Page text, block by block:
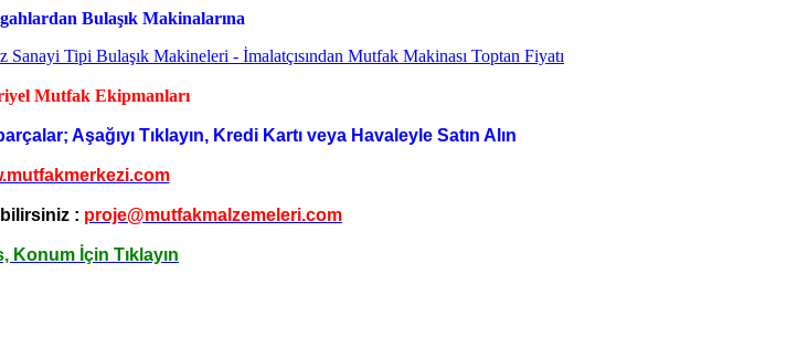
Bulaşık Makinalarına
Mutfak Ekipmanları
Aşağıyı Tıklayın, Kredi Kartı veya Havaleyle Satın Alın
: proje@mutfakmalzemeleri.com
Konum İçin Tıklayın